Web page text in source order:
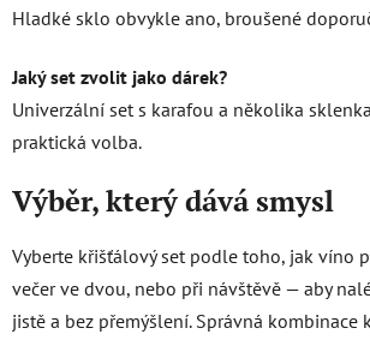
Hladké sklo obvykle ano, broušené
Jaký set zvolit jako dárek?
Univerzální set s karafou a několika
praktická volba.
Výběr, který dává smysl
Vyberte křišťálový set podle toho, jak víno
večer ve dvou, nebo při návštěvě — aby
jistě a bez přemýšlení. Správná kombinace